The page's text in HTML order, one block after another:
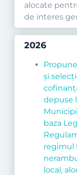
alocate
de interes
2026
și
depuse
baza
regimul
local,